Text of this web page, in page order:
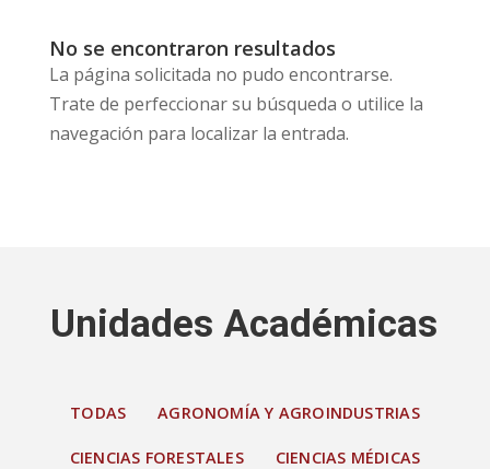
No se encontraron resultados
La página solicitada no pudo encontrarse.
Trate de perfeccionar su búsqueda o utilice la
navegación para localizar la entrada.
Unidades Académicas
TODAS AGRONOMÍA Y AGROINDUSTRIAS
CIENCIAS FORESTALES CIENCIAS MÉDICAS